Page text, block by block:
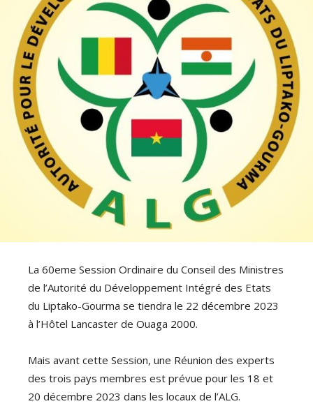
La 60eme Session Ordinaire du Conseil des Ministres
de l’Autorité du Développement Intégré des Etats
du Liptako-Gourma se tiendra le 22 décembre 2023
à l’Hôtel Lancaster de Ouaga 2000.
Mais avant cette Session, une Réunion des experts
des trois pays membres est prévue pour les 18 et
20 décembre 2023 dans les locaux de l’ALG.